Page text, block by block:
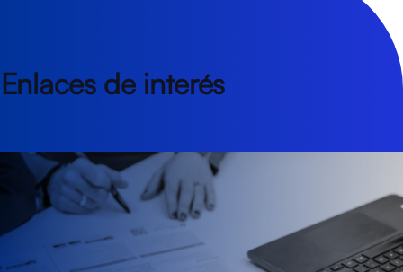
Enlaces de interés